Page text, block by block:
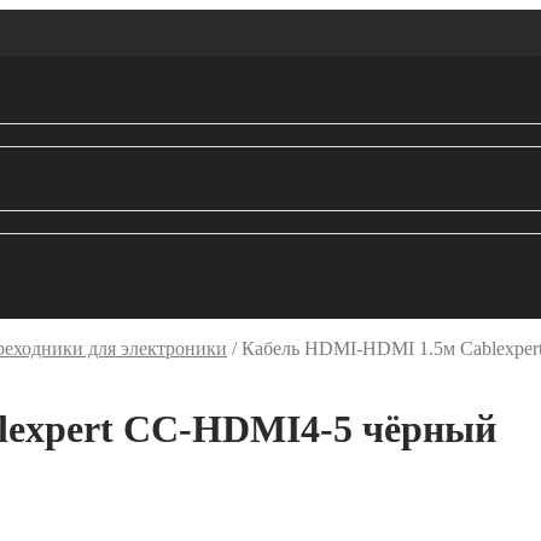
для электроники /Кабель HDMI-HDMI 1.5м
CC-HDMI4-5 чёрный